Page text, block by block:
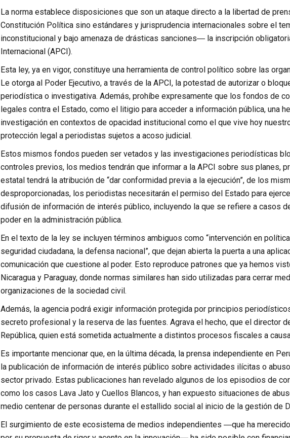
La norma establece disposiciones que son un ataque directo a la libertad de
Constitución Política sino estándares y jurisprudencia internacionales sobre el
inconstitucional y bajo amenaza de drásticas sanciones― la inscripción
Internacional (APCI).
Esta ley, ya en vigor, constituye una herramienta de control político sobre las
Le otorga al Poder Ejecutivo, a través de la APCI, la potestad de autorizar o
periodística o investigativa. Además, prohíbe expresamente que los fondos de
legales contra el Estado, como el litigio para acceder a información pública, una
investigación en contextos de opacidad institucional como el que vive hoy
protección legal a periodistas sujetos a acoso judicial.
Estos mismos fondos pueden ser vetados y las investigaciones periodísticas
controles previos, los medios tendrán que informar a la APCI sobre sus planes,
estatal tendrá la atribución de “dar conformidad previa a la ejecución”, de los
desproporcionadas, los periodistas necesitarán el permiso del Estado para
difusión de información de interés público, incluyendo la que se refiere a casos
poder en la administración pública.
En el texto de la ley se incluyen términos ambiguos como “intervención en
seguridad ciudadana, la defensa nacional”, que dejan abierta la puerta a una
comunicación que cuestione al poder. Esto reproduce patrones que ya hemos
Nicaragua y Paraguay, donde normas similares han sido utilizadas para cerrar
organizaciones de la sociedad civil.
Además, la agencia podrá exigir información protegida por principios
secreto profesional y la reserva de las fuentes. Agrava el hecho, que el director
República, quien está sometida actualmente a distintos procesos fiscales a
Es importante mencionar que, en la última década, la prensa independiente en
la publicación de información de interés público sobre actividades ilícitas o
sector privado. Estas publicaciones han revelado algunos de los episodios de
como los casos Lava Jato y Cuellos Blancos, y han expuesto situaciones de
medio centenar de personas durante el estallido social al inicio de la gestión de
El surgimiento de este ecosistema de medios independientes ―que ha